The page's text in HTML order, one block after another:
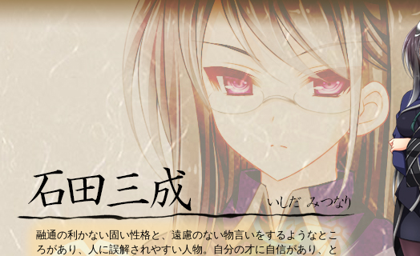
融通の利かない固い性格と、遠慮のない物言いをするようなとこ
ろがあり、人に誤解されやすい人物。自分の才に自信があり、と